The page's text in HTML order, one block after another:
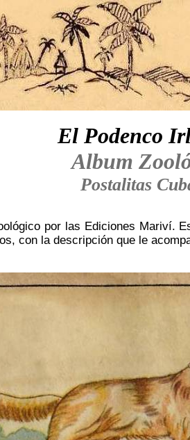
El Podenco
Album
Postalitas
por las Ediciones Mariví.
con la descripción que le